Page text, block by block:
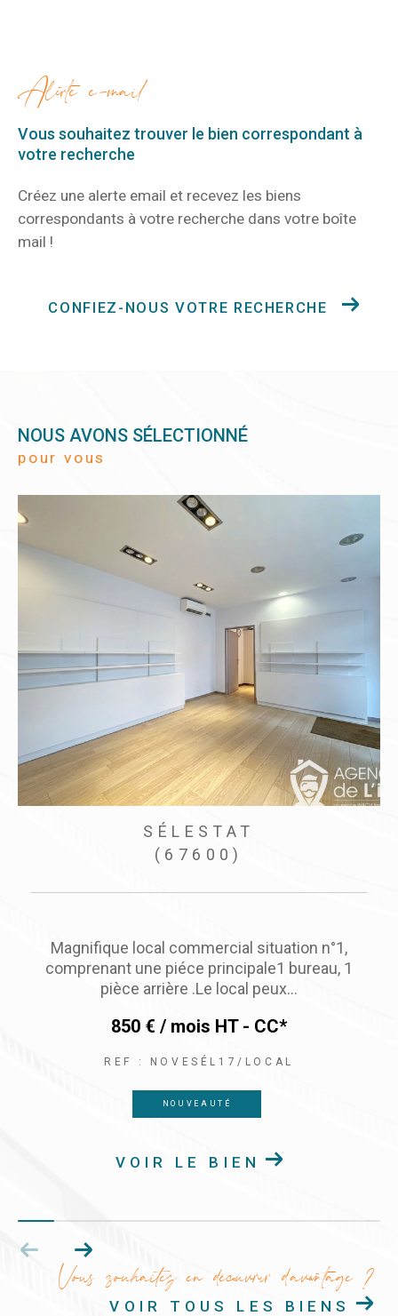
alerte e-mail
Vous souhaitez trouver le bien correspondant à
votre recherche
Créez une alerte email et recevez les biens
correspondants à votre recherche dans votre boîte
mail !
CONFIEZ-NOUS VOTRE RECHERCHE
NOUS AVONS SÉLECTIONNÉ
pour vous
SÉLESTAT
(67600)
Local commercial idéalement situé au cœur de
ville de Sélestat place d’Armes - Emplacement
numéro un sur une place...
1 200 € / mois NAT - CC*
REF : ELLOSELESTATPLCARMES
EXCLUSIVITÉ NOUVEAUTÉ
VOIR LE BIEN
Vous souhaitez en découvrir d'avantage ?
VOIR TOUS LES BIENS